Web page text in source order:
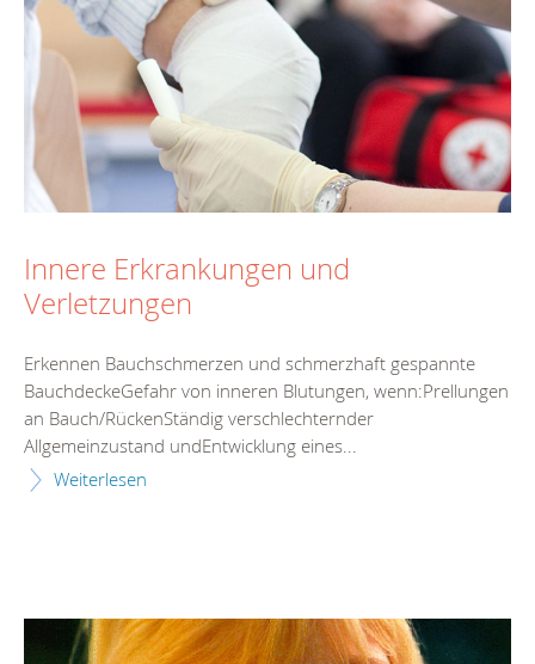
Innere Erkrankungen und
Verletzungen
Erkennen Bauchschmerzen und schmerzhaft gespannte
BauchdeckeGefahr von inneren Blutungen, wenn:Prellungen
an Bauch/RückenStändig verschlechternder
Allgemeinzustand undEntwicklung eines...
Weiterlesen